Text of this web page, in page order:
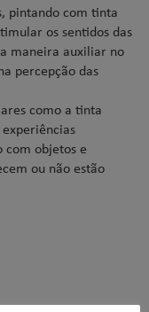
pintando com tinta
os sentidos das
maneira auxiliar no
percepção das
como a tinta
com objetos e
ou não estão